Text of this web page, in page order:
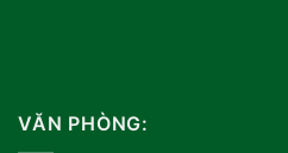
VĂN PHÒNG: